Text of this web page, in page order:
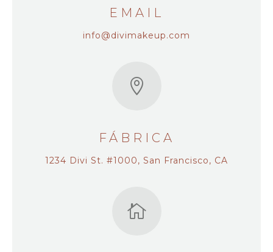
EMAIL
info@divimakeup.com

FÁBRICA
1234 Divi St. #1000, San Francisco, CA
